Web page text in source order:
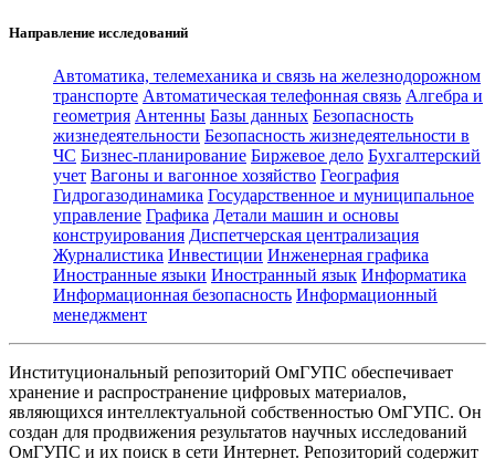
Направление исследований
Автоматика, телемеханика и связь на железнодорожном
транспорте Автоматическая телефонная связь Алгебра и
геометрия Антенны Базы данных Безопасность
жизнедеятельности Безопасность жизнедеятельности в
ЧС Бизнес-планирование Биржевое дело Бухгалтерский
учет Вагоны и вагонное хозяйство География
Гидрогазодинамика Государственное и муниципальное
управление Графика Детали машин и основы
конструирования Диспетчерская централизация
Журналистика Инвестиции Инженерная графика
Иностранные языки Иностранный язык Информатика
Информационная безопасность Информационный
менеджмент
Институциональный репозиторий ОмГУПС обеспечивает
хранение и распространение цифровых материалов,
являющихся интеллектуальной собственностью ОмГУПС. Он
создан для продвижения результатов научных исследований
ОмГУПС и их поиск в сети Интернет. Репозиторий содержит